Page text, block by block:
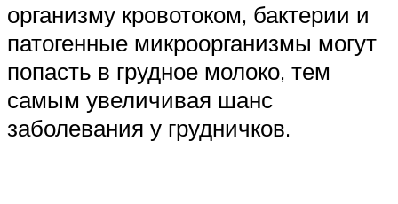
организму кровотоком, бактерии и
патогенные микроорганизмы могут
попасть в грудное молоко, тем
самым увеличивая шанс
заболевания у грудничков.